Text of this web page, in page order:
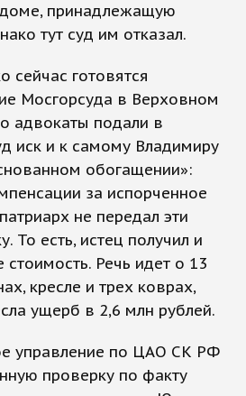
принадлежащую
тут суд им отказал.
готовятся
Мосгорсуда в Верховном
адвокаты подали в
иск и к самому Владимиру
обогащении»:
за испорченное
не передал эти
То есть, истец получил и
Речь идет о 13
кресле и трех коврах,
ущерб в 2,6 млн рублей.
управление по ЦАО СК РФ
проверку по факту